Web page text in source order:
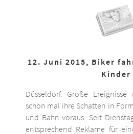
12. Juni 2015, Biker
Kinder
Düsseldorf. Große
schon mal ihre Schatten in
und Bahn voraus. Seit
entsprechend Reklame für